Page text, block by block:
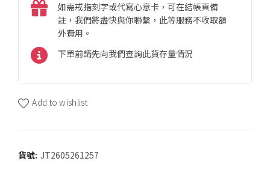
如需戒指刻字或代寫心意卡，可在結帳頁備
註，我們將盡快與你聯繫，此等服務不收取額
外費用。
下單前請先向我們查詢此貨存量情況
Add to wishlist
貨號: JT2605261257